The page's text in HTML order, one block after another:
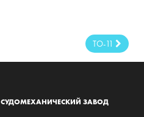
ТО-11
СУДОМЕХАНИЧЕСКИЙ ЗАВОД